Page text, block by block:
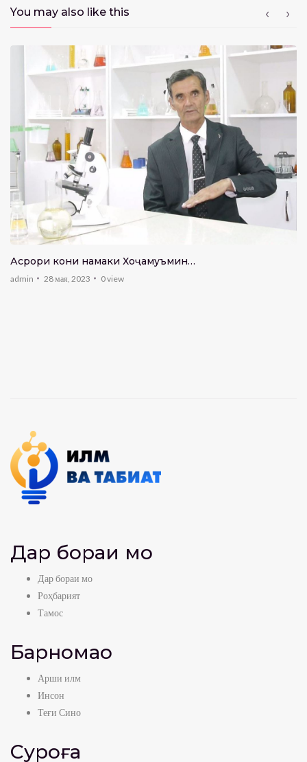
You may also like this
Асрори кони намаки Хоҷамуъмин…
admin 28 мая, 2023 0view
Дар бораи мо
Дар бораи мо
Роҳбарият
Тамос
Барномаҳо
Арши илм
Инсон
Теғи Сино
Суроға